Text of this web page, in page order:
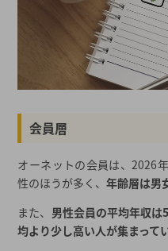
会員層
オーネットの会員は、2026
性のほうが多く、年齢層は男
また、 男性会員の平均年収
均より少し高い人が集まって